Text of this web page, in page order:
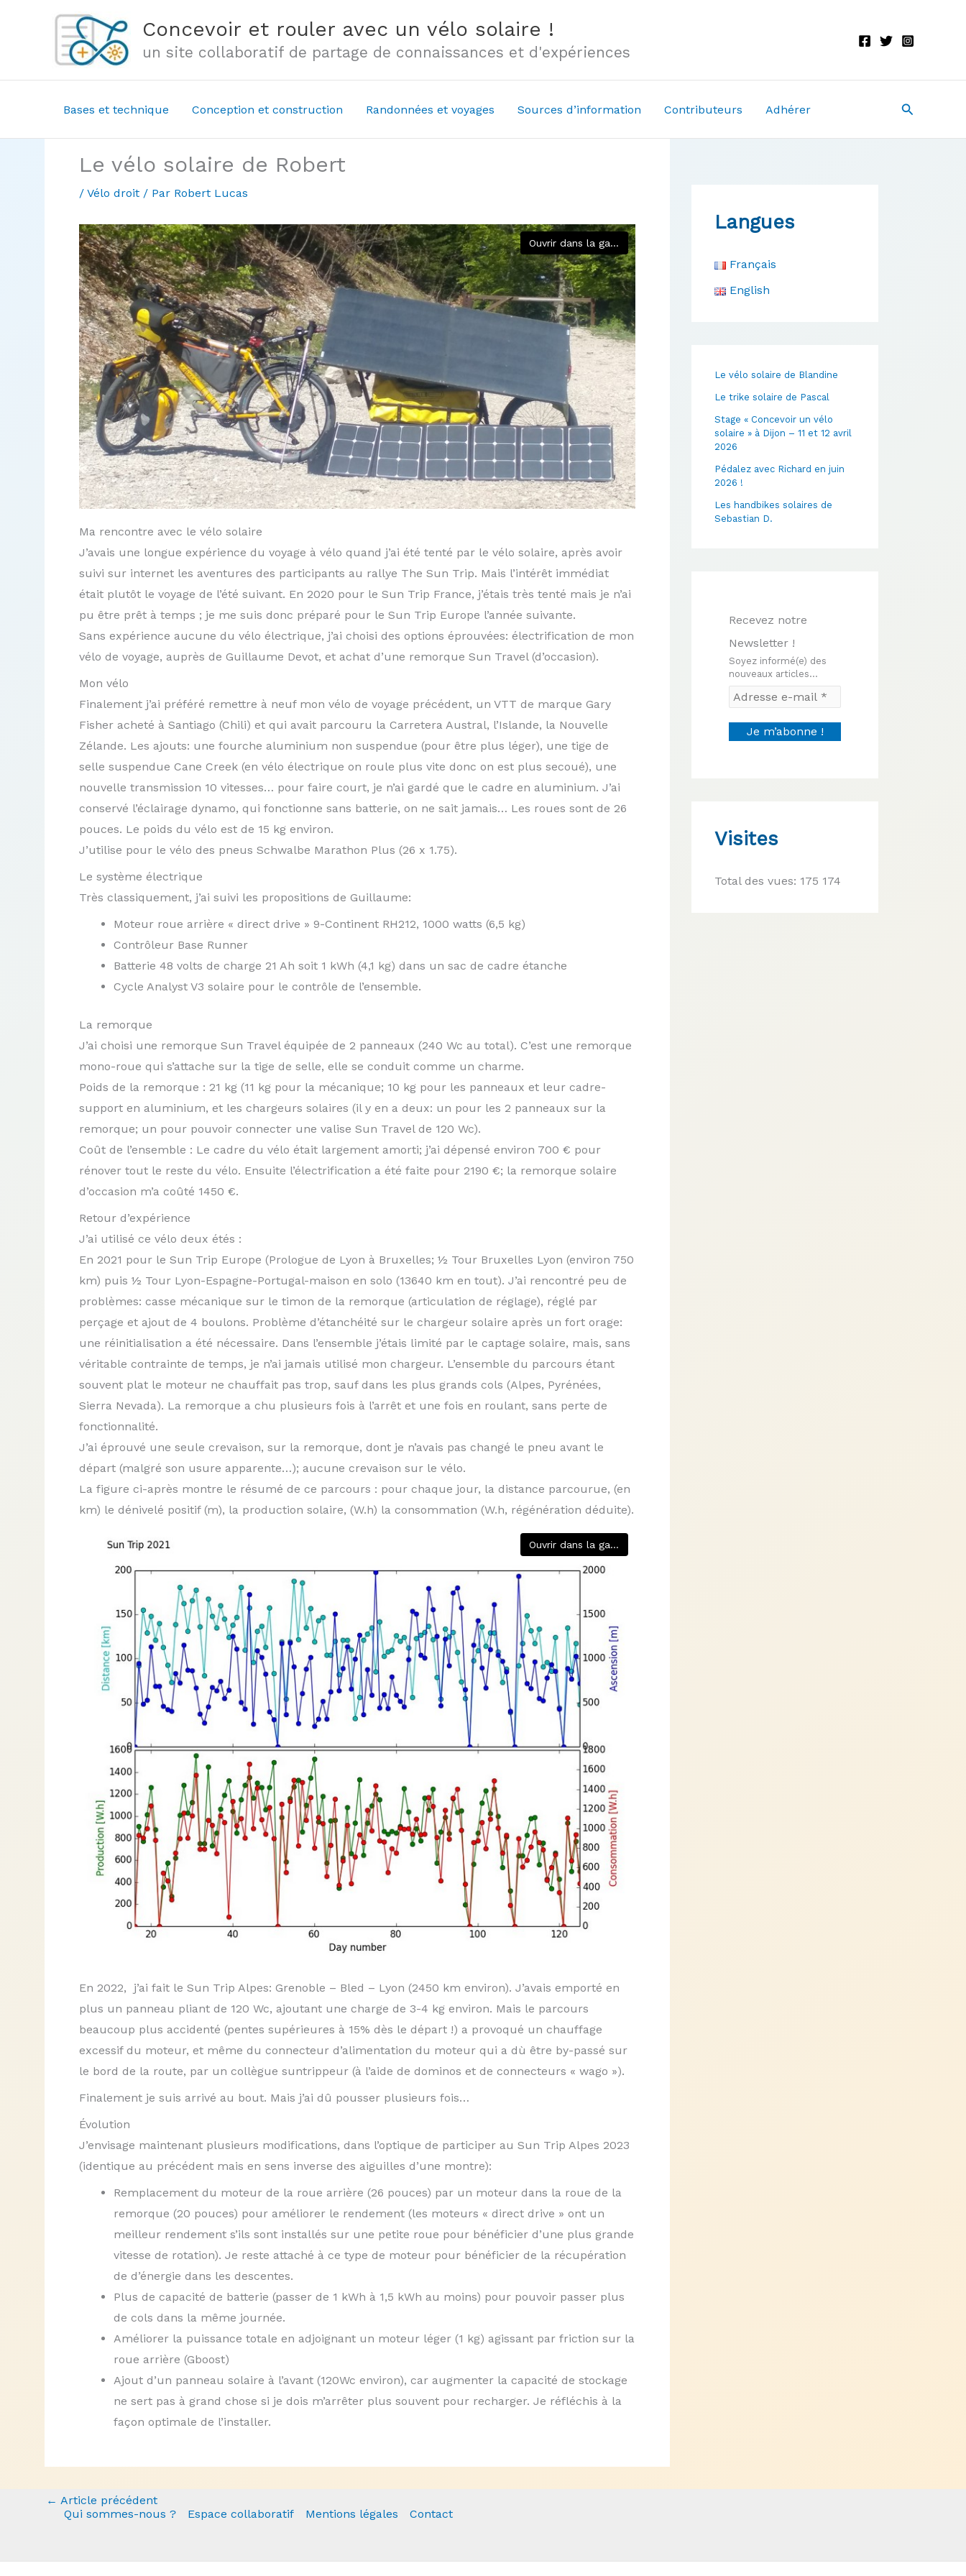
Concevoir et rouler avec un vélo solaire !
un site collaboratif de partage de connaissances et d'expériences
Bases et technique Conception et construction Randonnées et voyages Sources d’information Contributeurs Adhérer
Le vélo solaire de Robert
/ Vélo droit / Par Robert Lucas
Ouvrir dans la galerie
Ma rencontre avec le vélo solaire
J’avais une longue expérience du voyage à vélo quand j’ai été tenté par le vélo solaire, après avoir
suivi sur internet les aventures des participants au rallye The Sun Trip. Mais l’intérêt immédiat
était plutôt le voyage de l’été suivant. En 2020 pour le Sun Trip France, j’étais très tenté mais je n’ai
pu être prêt à temps ; je me suis donc préparé pour le Sun Trip Europe l’année suivante.
Sans expérience aucune du vélo électrique, j’ai choisi des options éprouvées: électrification de mon
vélo de voyage, auprès de Guillaume Devot, et achat d’une remorque Sun Travel (d’occasion).
Mon vélo
Finalement j’ai préféré remettre à neuf mon vélo de voyage précédent, un VTT de marque Gary
Fisher acheté à Santiago (Chili) et qui avait parcouru la Carretera Austral, l’Islande, la Nouvelle
Zélande. Les ajouts: une fourche aluminium non suspendue (pour être plus léger), une tige de
selle suspendue Cane Creek (en vélo électrique on roule plus vite donc on est plus secoué), une
nouvelle transmission 10 vitesses… pour faire court, je n’ai gardé que le cadre en aluminium. J’ai
conservé l’éclairage dynamo, qui fonctionne sans batterie, on ne sait jamais… Les roues sont de 26
pouces. Le poids du vélo est de 15 kg environ.
J’utilise pour le vélo des pneus Schwalbe Marathon Plus (26 x 1.75).
Le système électrique
Très classiquement, j’ai suivi les propositions de Guillaume:
Moteur roue arrière « direct drive » 9-Continent RH212, 1000 watts (6,5 kg)
Contrôleur Base Runner
Batterie 48 volts de charge 21 Ah soit 1 kWh (4,1 kg) dans un sac de cadre étanche
Cycle Analyst V3 solaire pour le contrôle de l’ensemble.
La remorque
J’ai choisi une remorque Sun Travel équipée de 2 panneaux (240 Wc au total). C’est une remorque
mono-roue qui s’attache sur la tige de selle, elle se conduit comme un charme.
Poids de la remorque : 21 kg (11 kg pour la mécanique; 10 kg pour les panneaux et leur cadre-
support en aluminium, et les chargeurs solaires (il y en a deux: un pour les 2 panneaux sur la
remorque; un pour pouvoir connecter une valise Sun Travel de 120 Wc).
Coût de l’ensemble : Le cadre du vélo était largement amorti; j’ai dépensé environ 700 € pour
rénover tout le reste du vélo. Ensuite l’électrification a été faite pour 2190 €; la remorque solaire
d’occasion m’a coûté 1450 €.
Retour d’expérience
J’ai utilisé ce vélo deux étés :
En 2021 pour le Sun Trip Europe (Prologue de Lyon à Bruxelles; ½ Tour Bruxelles Lyon (environ 750
km) puis ½ Tour Lyon-Espagne-Portugal-maison en solo (13640 km en tout). J’ai rencontré peu de
problèmes: casse mécanique sur le timon de la remorque (articulation de réglage), réglé par
perçage et ajout de 4 boulons. Problème d’étanchéité sur le chargeur solaire après un fort orage:
une réinitialisation a été nécessaire. Dans l’ensemble j’étais limité par le captage solaire, mais, sans
véritable contrainte de temps, je n’ai jamais utilisé mon chargeur. L’ensemble du parcours étant
souvent plat le moteur ne chauffait pas trop, sauf dans les plus grands cols (Alpes, Pyrénées,
Sierra Nevada). La remorque a chu plusieurs fois à l’arrêt et une fois en roulant, sans perte de
fonctionnalité.
J’ai éprouvé une seule crevaison, sur la remorque, dont je n’avais pas changé le pneu avant le
départ (malgré son usure apparente…); aucune crevaison sur le vélo.
La figure ci-après montre le résumé de ce parcours : pour chaque jour, la distance parcourue, (en
km) le dénivelé positif (m), la production solaire, (W.h) la consommation (W.h, régénération déduite).
Ouvrir dans la galerie
En 2022, j’ai fait le Sun Trip Alpes: Grenoble – Bled – Lyon (2450 km environ). J’avais emporté en
plus un panneau pliant de 120 Wc, ajoutant une charge de 3-4 kg environ. Mais le parcours
beaucoup plus accidenté (pentes supérieures à 15% dès le départ !) a provoqué un chauffage
excessif du moteur, et même du connecteur d’alimentation du moteur qui a dù être by-passé sur
le bord de la route, par un collègue suntrippeur (à l’aide de dominos et de connecteurs « wago »).
Finalement je suis arrivé au bout. Mais j’ai dû pousser plusieurs fois…
Évolution
J’envisage maintenant plusieurs modifications, dans l’optique de participer au Sun Trip Alpes 2023
(identique au précédent mais en sens inverse des aiguilles d’une montre):
Remplacement du moteur de la roue arrière (26 pouces) par un moteur dans la roue de la
remorque (20 pouces) pour améliorer le rendement (les moteurs « direct drive » ont un
meilleur rendement s’ils sont installés sur une petite roue pour bénéficier d’une plus grande
vitesse de rotation). Je reste attaché à ce type de moteur pour bénéficier de la récupération
de d’énergie dans les descentes.
Plus de capacité de batterie (passer de 1 kWh à 1,5 kWh au moins) pour pouvoir passer plus
de cols dans la même journée.
Améliorer la puissance totale en adjoignant un moteur léger (1 kg) agissant par friction sur la
roue arrière (Gboost)
Ajout d’un panneau solaire à l’avant (120Wc environ), car augmenter la capacité de stockage
ne sert pas à grand chose si je dois m’arrêter plus souvent pour recharger. Je réfléchis à la
façon optimale de l’installer.
← Article précédent
Langues
Français
English
Le vélo solaire de Blandine
Le trike solaire de Pascal
Stage « Concevoir un vélo
solaire » à Dijon – 11 et 12 avril
2026
Pédalez avec Richard en juin
2026 !
Les handbikes solaires de
Sebastian D.
Recevez notre
Newsletter !
Soyez informé(e) des
nouveaux articles...
Visites
Total des vues: 175 174
Qui sommes-nous ? Espace collaboratif Mentions légales Contact